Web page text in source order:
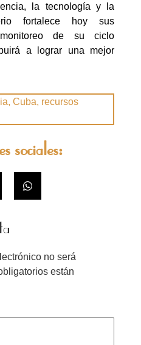
la tecnología y la
fortalece hoy sus
de su ciclo
a lograr una mejor
, Cuba, recursos
sociales:
no será
están